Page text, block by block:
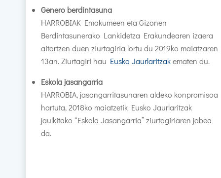
Genero berdintasuna
HARROBIAK Emakumeen eta Gizonen
Berdintasunerako Lankidetza Erakundearen izaera
aitortzen duen ziurtagiria lortu du 2019ko maiatzaren
13an. Ziurtagiri hau Eusko Jaurlaritzakematen du.
Eskola jasangarria
HARROBIA, jasangarritasunaren aldeko konpromisoa
hartuta, 2018ko maiatzetik Eusko Jaurlaritzak
jaulkitako “Eskola Jasangarria” ziurtagiriaren jabea
da.